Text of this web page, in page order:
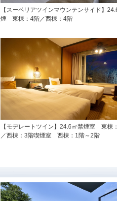
【スーペリアツインマウンテンサイド】
煙 東棟：4階／西棟：4階
【モデレートツイン】24.6㎡禁煙室 東棟
／西棟：3階喫煙室 西棟：1階～2階